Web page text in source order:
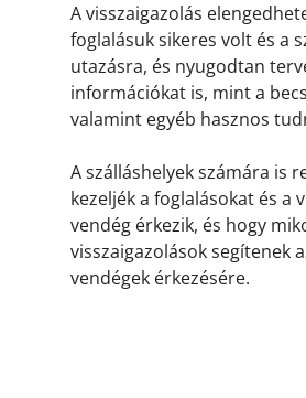
A visszaigazolás
foglalásuk sikeres volt és a
utazásra, és nyugodtan
információkat is, mint a
valamint egyéb hasznos
A szálláshelyek számára is
kezeljék a foglalásokat és a
vendég érkezik, és hogy
visszaigazolások segítenek
vendégek érkezésére.